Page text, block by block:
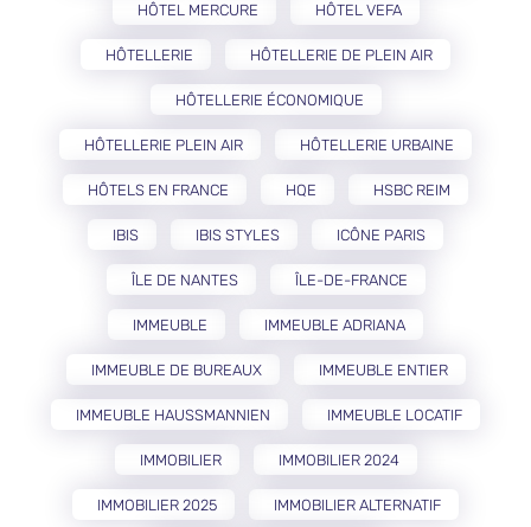
HÔTEL MERCURE HÔTEL VEFA
HÔTELLERIE HÔTELLERIE DE PLEIN AIR
HÔTELLERIE ÉCONOMIQUE
HÔTELLERIE PLEIN AIR HÔTELLERIE URBAINE
HÔTELS EN FRANCE HQE HSBC REIM
IBIS IBIS STYLES ICÔNE PARIS
ÎLE DE NANTES ÎLE-DE-FRANCE
IMMEUBLE IMMEUBLE ADRIANA
IMMEUBLE DE BUREAUX IMMEUBLE ENTIER
IMMEUBLE HAUSSMANNIEN IMMEUBLE LOCATIF
IMMOBILIER IMMOBILIER 2024
IMMOBILIER 2025 IMMOBILIER ALTERNATIF